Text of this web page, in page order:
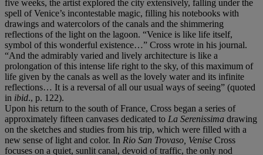
five weeks, the artist explored the city extensively, falling under the
spell of Venice’s incontestable magic, filling his notebooks with
drawings and watercolors of the canals and the shimmering
reflections of the light on the lagoon. “Venice is like life itself,
symbol of this wonderful existence…” Cross wrote in his journal.
“And the admirably varied and lively architecture is like a
prolongation of this intense life right to the sky, of this maximum of
life given by the canals as well as the lovely water and its infinite
reflections… It is a reversal of all our usual ways of seeing” (quoted
in ibid., p. 122).
Upon his return to the south of France, Cross began a series of
approximately fifteen canvases dedicated to La Serenissima drawing
on the sketches and studies from his trip, which were filled with a
new sense of light and color. In Rio San Trovaso, Venise Cross
focuses on a quiet, sunlit canal, devoid of traffic, the only nod